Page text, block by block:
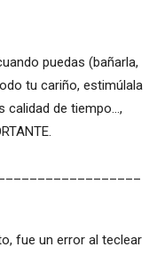
puedas (bañarla,
tu cariño, estimúlala
calidad de tiempo...,
fue un error al teclear